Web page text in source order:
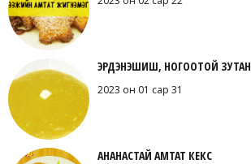
ЭРДЭНЭШИШ, НОГООТОЙ ЗУТАН
2023 он 01 сар 31
АНАНАСТАЙ АМТАТ КЕКС